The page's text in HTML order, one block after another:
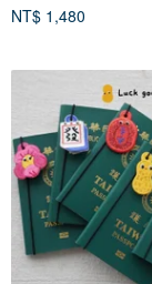
NT$ 1,480